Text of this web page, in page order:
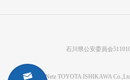
石川県公安委員会
©Netz TOYOTA ISHIKAWA